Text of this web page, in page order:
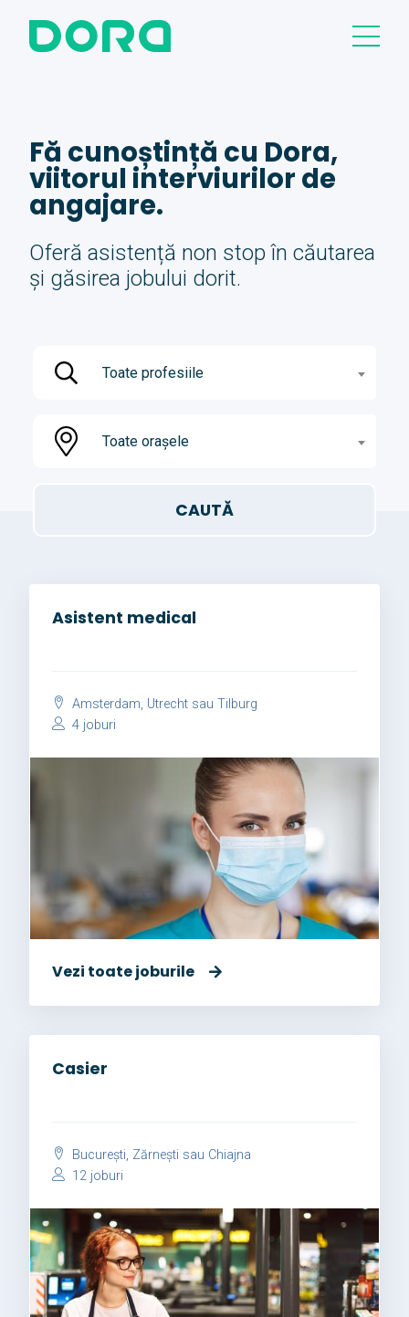
Fă cunoștință cu Dora,
viitorul interviurilor de
angajare.
Oferă asistență non stop în căutarea
și găsirea jobului dorit.
Toate profesiile
Toate orașele
Asistent medical
Amsterdam, Utrecht sau Tilburg
4 joburi
Vezi toate joburile
Casier
București, Zărnești sau Chiajna
12 joburi